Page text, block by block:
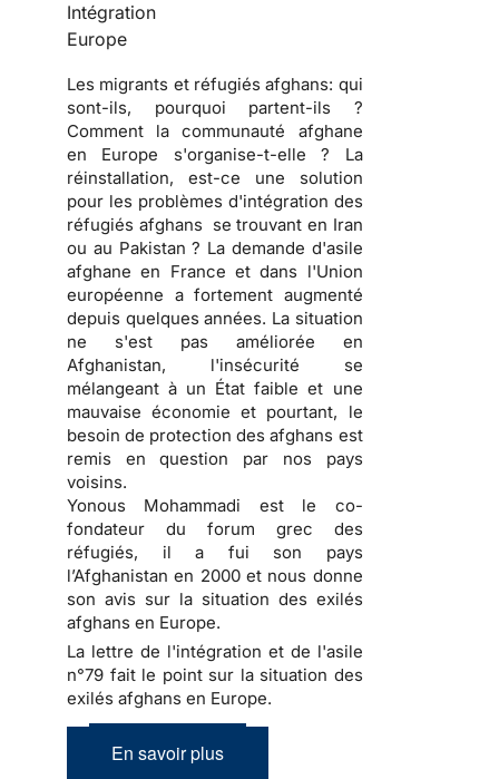
Intégration
Europe
Les migrants et réfugiés afghans: qui
sont-ils, pourquoi partent-ils ?
Comment la communauté afghane
en Europe s'organise-t-elle ? La
réinstallation, est-ce une solution
pour les problèmes d'intégration des
réfugiés afghans se trouvant en Iran
ou au Pakistan ? La demande d'asile
afghane en France et dans l'Union
européenne a fortement augmenté
depuis quelques années. La situation
ne s'est pas améliorée en
Afghanistan, l'insécurité se
mélangeant à un État faible et une
mauvaise économie et pourtant, le
besoin de protection des afghans est
remis en question par nos pays
voisins.
Yonous Mohammadi est le co-
fondateur du forum grec des
réfugiés, il a fui son pays
l’Afghanistan en 2000 et nous donne
son avis sur la situation des exilés
afghans en Europe.
La lettre de l'intégration et de l'asile
n°79 fait le point sur la situation des
exilés afghans en Europe.
En savoir plus